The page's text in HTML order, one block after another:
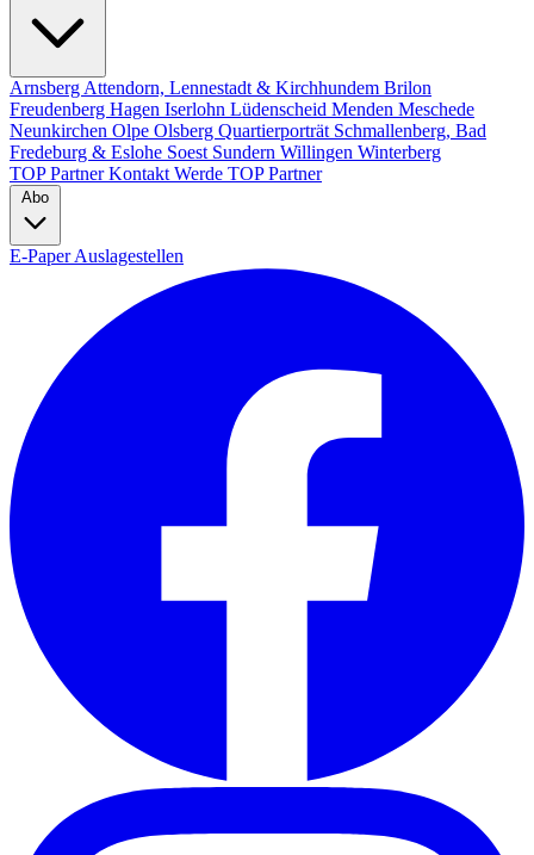
Arnsberg Attendorn, Lennestadt & Kirchhundem Brilon
Freudenberg Hagen Iserlohn Lüdenscheid Menden Meschede
Neunkirchen Olpe Olsberg Quartierporträt Schmallenberg, Bad
Fredeburg & Eslohe Soest Sundern Willingen Winterberg
TOP PartnerKontakt Werde TOP Partner
Abo
E-PaperAuslagestellen